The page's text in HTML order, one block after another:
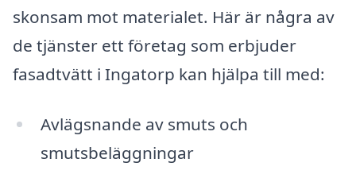
skonsam mot materialet. Här är några av
de tjänster ett företag som erbjuder
fasadtvätt i Ingatorp kan hjälpa till med:
Avlägsnande av smuts och
smutsbeläggningar